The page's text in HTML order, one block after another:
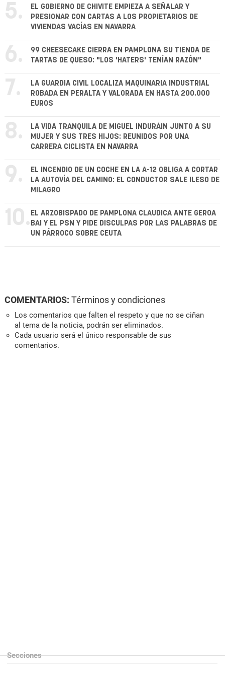
5.
EL GOBIERNO DE CHIVITE EMPIEZA A SEÑALAR Y
PRESIONAR CON CARTAS A LOS PROPIETARIOS DE
VIVIENDAS VACÍAS EN NAVARRA
6.
99 CHEESECAKE CIERRA EN PAMPLONA SU TIENDA DE
TARTAS DE QUESO: "LOS 'HATERS' TENÍAN RAZÓN"
7.
LA GUARDIA CIVIL LOCALIZA MAQUINARIA INDUSTRIAL
ROBADA EN PERALTA Y VALORADA EN HASTA 200.000
EUROS
8.
LA VIDA TRANQUILA DE MIGUEL INDURÁIN JUNTO A SU
MUJER Y SUS TRES HIJOS: REUNIDOS POR UNA
CARRERA CICLISTA EN NAVARRA
9.
EL INCENDIO DE UN COCHE EN LA A-12 OBLIGA A CORTAR
LA AUTOVÍA DEL CAMINO: EL CONDUCTOR SALE ILESO DE
MILAGRO
10. EL ARZOBISPADO DE PAMPLONA CLAUDICA ANTE GEROA
BAI Y EL PSN Y PIDE DISCULPAS POR LAS PALABRAS DE
UN PÁRROCO SOBRE CEUTA
COMENTARIOS: Términos y condiciones
Los comentarios que falten el respeto y que no se ciñan
al tema de la noticia, podrán ser eliminados.
Cada usuario será el único responsable de sus
comentarios.
Secciones